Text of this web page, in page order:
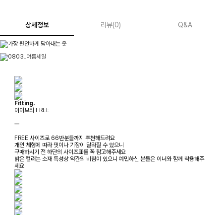
상세정보 리뷰(0) Q&A
Fitting.
아이보리 FREE
ㅡ
FREE 사이즈로 66반분들까지 추천해드려요
개인 체형에 따라 핏이나 기장이 달라질 수 있으니
구매하시기 전 하단의 사이즈표를 꼭 참고해주세요
밝은 컬러는 소재 특성상 약간의 비침이 있으니 예민하신 분들은 이너와 함께 착용해주
세요